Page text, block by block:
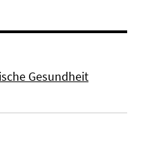
Gesundheit